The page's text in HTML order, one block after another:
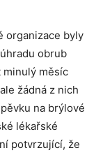
organizace byly
obrub
minulý měsíc
žádná z nich
na brýlové
lékařské
potvrzující, že